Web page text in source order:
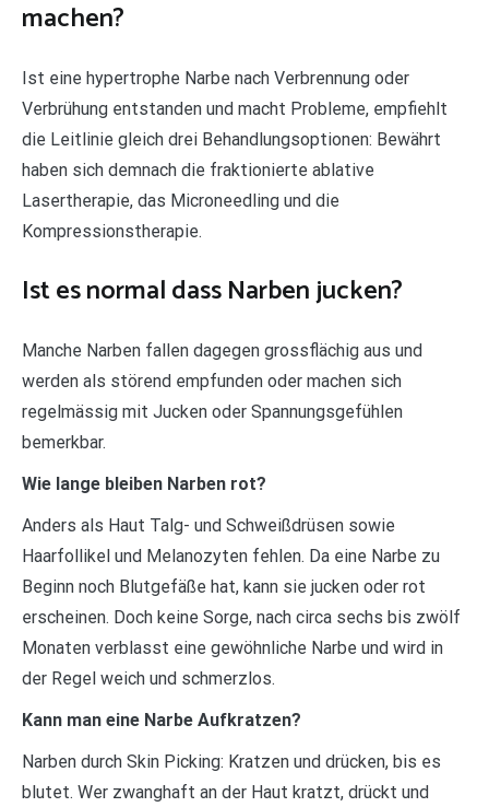
machen?
Ist eine hypertrophe Narbe nach Verbrennung oder
Verbrühung entstanden und macht Probleme, empfiehlt
die Leitlinie gleich drei Behandlungsoptionen: Bewährt
haben sich demnach die fraktionierte ablative
Lasertherapie, das Microneedling und die
Kompressionstherapie.
Ist es normal dass Narben jucken?
Manche Narben fallen dagegen grossflächig aus und
werden als störend empfunden oder machen sich
regelmässig mit Jucken oder Spannungsgefühlen
bemerkbar.
Wie lange bleiben Narben rot?
Anders als Haut Talg- und Schweißdrüsen sowie
Haarfollikel und Melanozyten fehlen. Da eine Narbe zu
Beginn noch Blutgefäße hat, kann sie jucken oder rot
erscheinen. Doch keine Sorge, nach circa sechs bis zwölf
Monaten verblasst eine gewöhnliche Narbe und wird in
der Regel weich und schmerzlos.
Kann man eine Narbe Aufkratzen?
Narben durch Skin Picking: Kratzen und drücken, bis es
blutet. Wer zwanghaft an der Haut kratzt, drückt und